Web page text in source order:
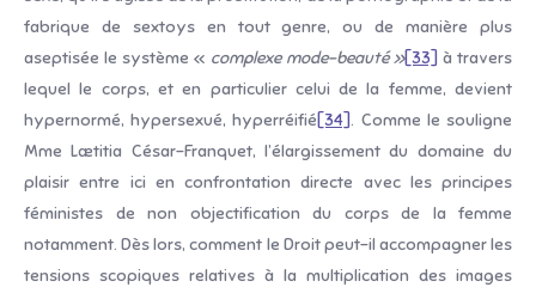
fabrique de sextoys en tout genre, ou de manière plus
aseptisée le système « complexe mode-beauté»[33] à travers
lequel le corps, et en particulier celui de la femme, devient
hypernormé, hypersexué, hyperréifié[34]. Comme le souligne
Mme Lætitia César-Franquet, l’élargissement du domaine du
plaisir entre ici en confrontation directe avec les principes
féministes de non objectification du corps de la femme
notamment. Dès lors, comment le Droit peut-il accompagner les
tensions scopiques relatives à la multiplication des images